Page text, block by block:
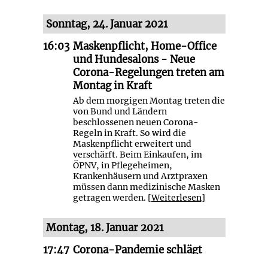
Sonntag, 24. Januar 2021
16:03 Maskenpflicht, Home-Office
und Hundesalons - Neue
Corona-Regelungen treten am
Montag in Kraft
Ab dem morgigen Montag treten die
von Bund und Ländern
beschlossenen neuen Corona-
Regeln in Kraft. So wird die
Maskenpflicht erweitert und
verschärft. Beim Einkaufen, im
ÖPNV, in Pflegeheimen,
Krankenhäusern und Arztpraxen
müssen dann medizinische Masken
getragen werden. [Weiterlesen]
Montag, 18. Januar 2021
17:47 Corona-Pandemie schlägt